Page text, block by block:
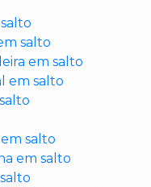
salto
em salto
em salto
salto
em salto